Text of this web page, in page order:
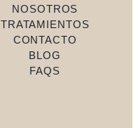
NOSOTROS
TRATAMIENTOS
CONTACTO
BLOG
FAQS